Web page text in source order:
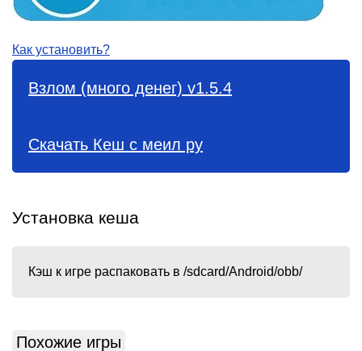
Как установить?
Взлом (много денег) v1.5.4
Скачать Кеш с меил ру
Установка кеша
Кэш к игре распаковать в /sdcard/Android/obb/
Похожие игры